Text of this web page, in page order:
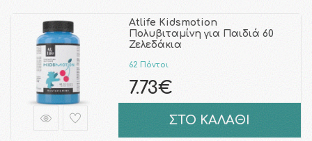
Atlife Kidsmotion
Πολυβιταμίνη για Παιδιά 60
Ζελεδάκια
62 Πόντοι
7.73€
ΣΤΟ ΚΑΛΑΘΙ